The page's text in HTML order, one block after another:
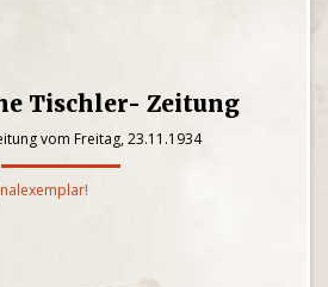
Tischler- Zeitung
vom Freitag, 23.11.1934